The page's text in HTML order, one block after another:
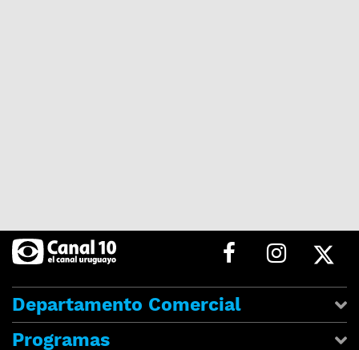
Departamento Comercial
Programas